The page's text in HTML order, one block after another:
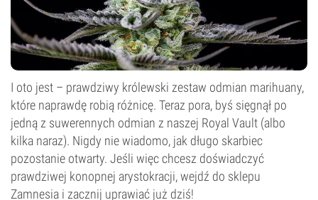
I oto jest – prawdziwy królewski zestaw odmian marihuany,
które naprawdę robią różnicę. Teraz pora, byś sięgnął po
jedną z suwerennych odmian z naszej Royal Vault (albo
kilka naraz). Nigdy nie wiadomo, jak długo skarbiec
pozostanie otwarty. Jeśli więc chcesz doświadczyć
prawdziwej konopnej arystokracji, wejdź do sklepu
Zamnesia i zacznij uprawiać już dziś!